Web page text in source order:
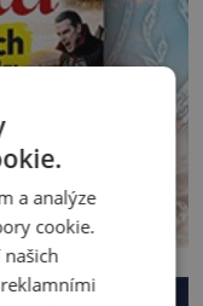
a analýze
cookie.